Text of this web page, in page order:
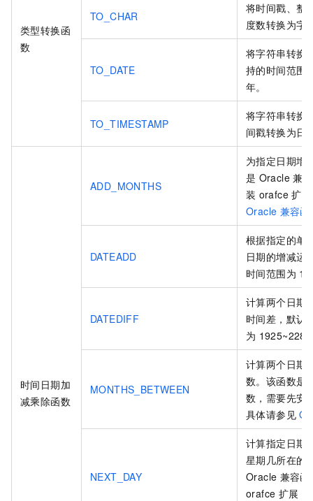
类型转换函
数
TO_CHAR
将时间戳、整
度数转换为字
TO_DATE
将字符串转换
持的时间范围
年。
TO_TIMESTAMP
将字符串转换
间戳转换为日
时间日期加
减乘除函数
ADD_MONTHS
为指定日期增
是 Oracle 兼
装 orafce 扩
Oracle 兼容函
DATEADD
根据指定的单
日期的增减运
时间范围为
DATEDIFF
计算两个日期
时间差，默认
为 1925~2282
MONTHS_BETWEEN
计算两个日期
数。该函数是
数，需要先安
具体请参见
NEXT_DAY
计算指定日期
星期几所在的
Oracle 兼容
orafce 扩展，